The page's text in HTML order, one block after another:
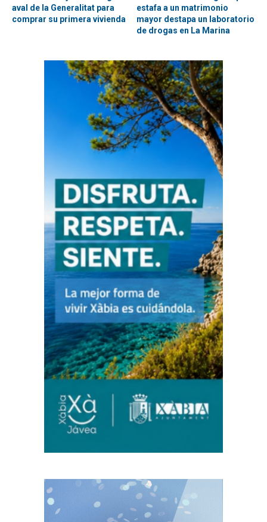
aval de la Generalitat para
comprar su primera vivienda
estafa a un matrimonio
mayor destapa un laboratorio
de drogas en La Marina